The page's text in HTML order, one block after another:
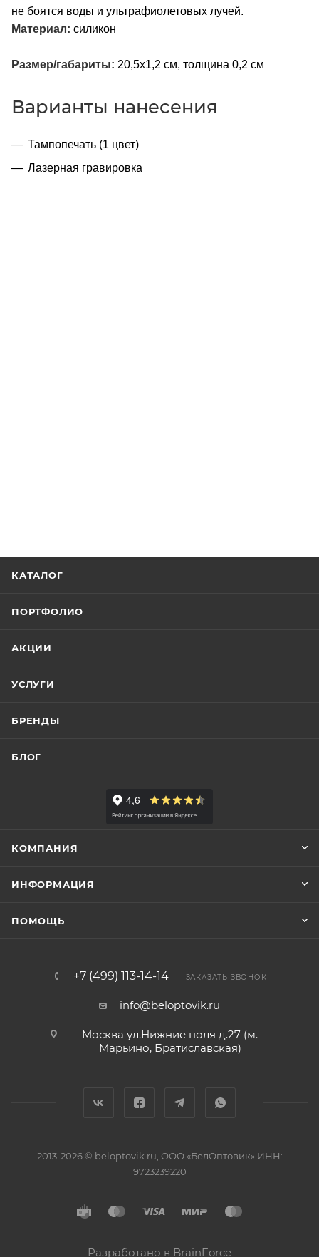
не боятся воды и ультрафиолетовых лучей.
Материал: силикон
Размер/габариты: 20,5х1,2 см, толщина 0,2 см
Варианты нанесения
Тампопечать (1 цвет)
Лазерная гравировка
КАТАЛОГ
ПОРТФОЛИО
АКЦИИ
УСЛУГИ
БРЕНДЫ
БЛОГ
КОМПАНИЯ
ИНФОРМАЦИЯ
ПОМОЩЬ
+7 (499) 113-14-14 ЗАКАЗАТЬ ЗВОНОК
info@beloptovik.ru
Москва ул.Нижние поля д.27 (м.
Марьино, Братиславская)
2013-2026 © beloptovik.ru, ООО «БелОптовик» ИНН:
9723239220
Разработано в BrainForce